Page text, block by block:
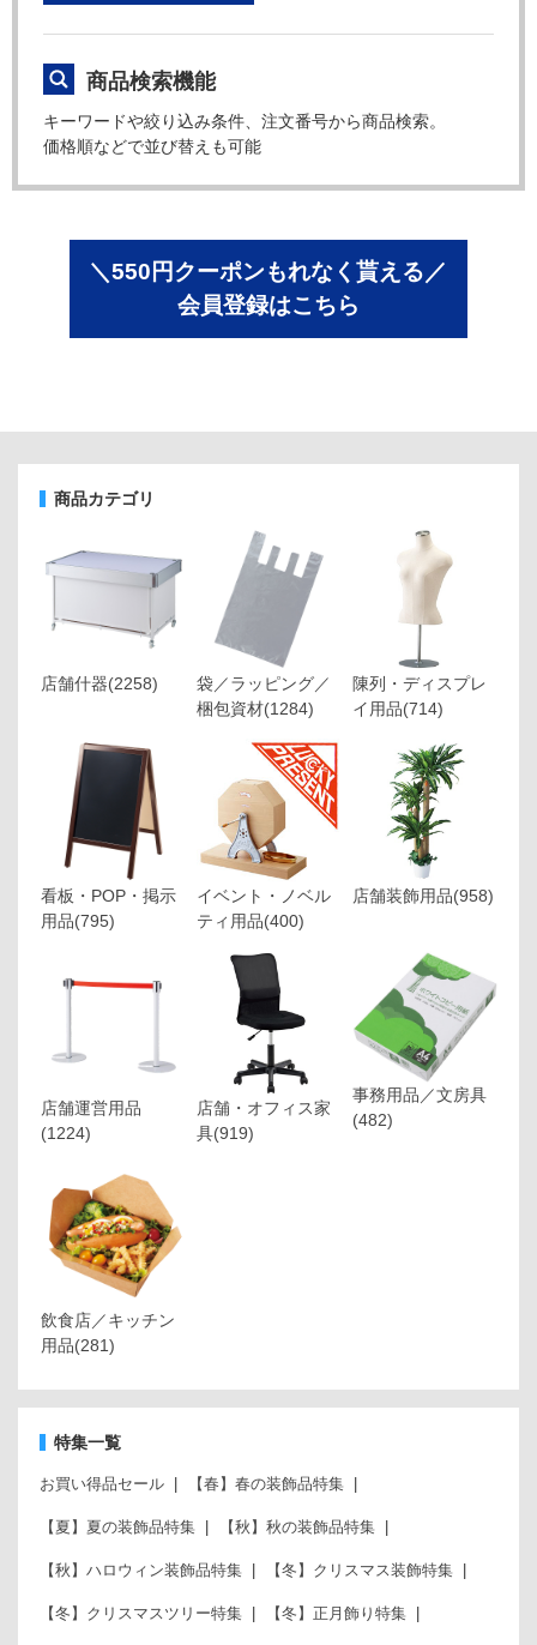
商品検索機能
キーワードや絞り込み条件、注文番号から商品検索。
価格順などで並び替えも可能
＼550円クーポンもれなく貰える／
会員登録はこちら
商品カテゴリ
店舗什器(2258)
袋／ラッピング／
梱包資材(1284)
陳列・ディスプレ
イ用品(714)
看板・POP・掲示
用品(795)
イベント・ノベル
ティ用品(400)
店舗装飾用品(958)
店舗運営用品
(1224)
店舗・オフィス家
具(919)
事務用品／文房具
(482)
飲食店／キッチン
用品(281)
特集一覧
お買い得品セール 【春】春の装飾品特集
【夏】夏の装飾品特集 【秋】秋の装飾品特集
【秋】ハロウィン装飾品特集 【冬】クリスマス装飾特集
【冬】クリスマスツリー特集 【冬】正月飾り特集